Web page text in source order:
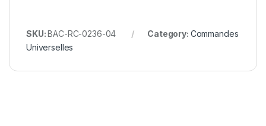
SKU:BAC-RC-0236-04 Category: Commandes
Universelles